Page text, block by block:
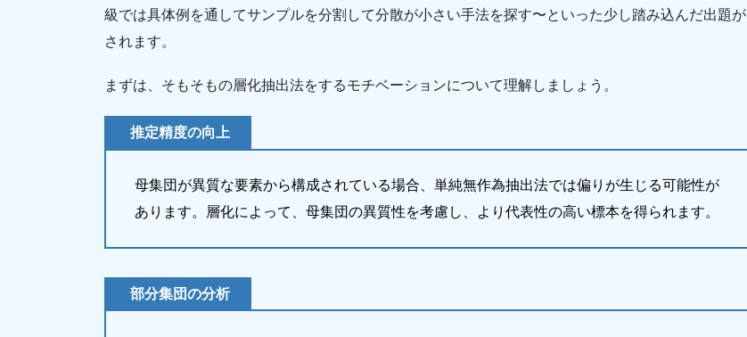
級では具体例を通してサンプルを分割して分散が小さい手法を探す〜といった少し踏み込んだ出題が
されます。
まずは、そもそもの層化抽出法をするモチベーションについて理解しましょう。
推定精度の向上
母集団が異質な要素から構成されている場合、単純無作為抽出法では偏りが生じる可能性が
あります。層化によって、母集団の異質性を考慮し、より代表性の高い標本を得られます。
部分集団の分析